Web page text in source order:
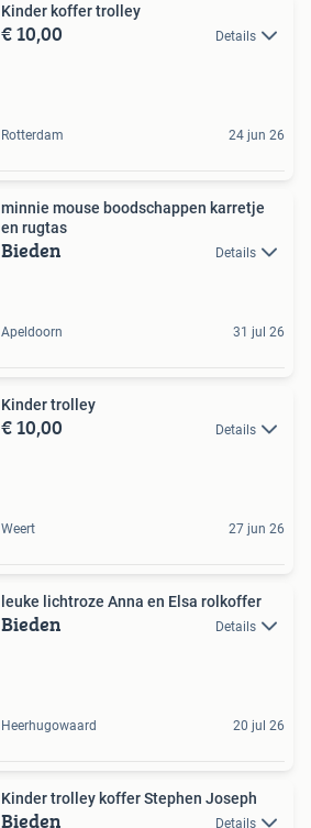
Kinder koffer trolley
€ 10,00 Details
Rotterdam 24 jun 26
minnie mouse boodschappen karretje
en rugtas
Bieden Details
Apeldoorn 31 jul 26
Kinder trolley
€ 10,00 Details
Weert 27 jun 26
leuke lichtroze Anna en Elsa rolkoffer
Bieden Details
Heerhugowaard 20 jul 26
Kinder trolley koffer Stephen Joseph
Bieden Details